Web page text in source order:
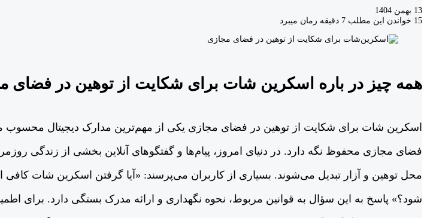
13 بهمن 1404
15 خواندن این مطلب 7 دقیقه زمان میبرد
همه چیز در باره اسکرین شات برای شکایت از توهین در فضای
اسکرین شات برای شکایت از توهین در فضای مجازی یکی از مهم‌ترین مدارک دیجیتال محسوب
فضای مجازی محفوظ نگه دارد. در دنیای امروز، پیام‌ها و گفتگوهای آنلاین بخشی از زندگی
محل توهین و آزار تبدیل می‌شوند. بسیاری از کاربران می‌پرسند: «آیا گرفتن اسکرین‌ شات
شود؟» پاسخ به این سؤال به قوانین مربوط، نحوه نگهداری و ارائه مدرک بستگی دارد. برای